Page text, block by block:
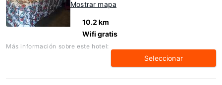
Mostrar mapa
10.2 km
Wifi gratis
Más información sobre este hotel:
Seleccionar